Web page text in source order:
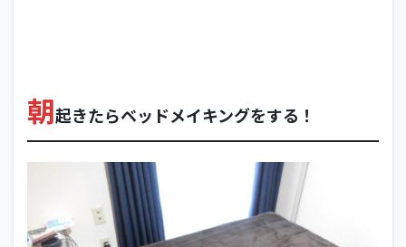
きる
ゲー
ミン
5
朝起きたらベッドメイキングをする！